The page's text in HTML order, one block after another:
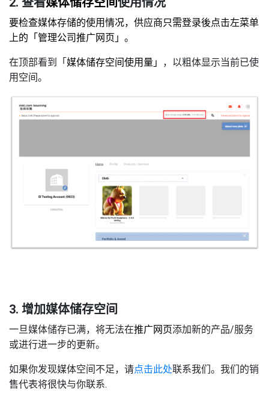
要检查媒体存储的使用情况，供应商只需登录後点击左菜单
上的「管理公司推广网页」。
在顶部看到「媒体储存空间使用量」
，以粗体显示当前已使
用空间。
3. 增加媒体储存空间
一旦媒体储存已满，将无法在推广网页添加新的产品/服务
或进行进一步的更新。
如果你发现媒体空间不足，请点击此处联系我们。我们的销
售代表将很快与你联系.